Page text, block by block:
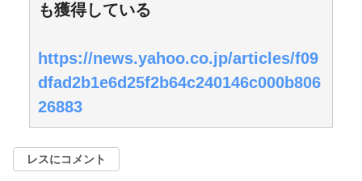
も獲得している
https://news.yahoo.co.jp/articles/f09
dfad2b1e6d25f2b64c240146c000b806
26883
レスにコメント